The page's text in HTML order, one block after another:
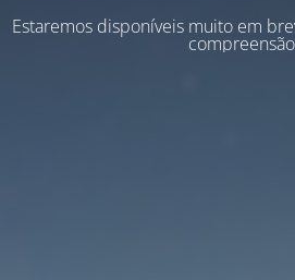
Estaremos disponíveis muito em